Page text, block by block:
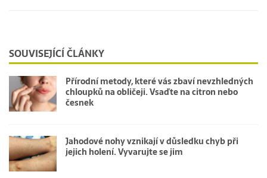
SOUVISEJÍCÍ ČLÁNKY
Přírodní metody, které vás zbaví nevzhledných
chloupků na obličeji. Vsaďte na citron nebo
česnek
Jahodové nohy vznikají v důsledku chyb při
jejich holení. Vyvarujte se jim